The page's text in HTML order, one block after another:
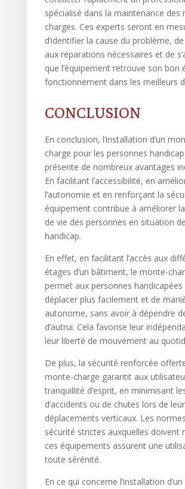
spécialisé dans la maintenance des
charges. Ces experts seront en
d’identifier la cause du problème,
aux réparations nécessaires et de
que l’équipement retrouve son bon
fonctionnement dans les meilleurs
CONCLUSION
En conclusion, l’installation d’un
charge pour les personnes
présente de nombreux avantages
En facilitant l’accessibilité, en
l’autonomie et en renforçant la
équipement contribue à améliorer
de vie des personnes en situation de
handicap.
En effet, en facilitant l’accès aux
étages d’un bâtiment, le monte-
permet aux personnes handicapées
déplacer plus facilement et de
autonome, sans avoir à dépendre
d’autrui. Cela favorise leur
leur liberté de mouvement au
De plus, la sécurité renforcée
monte-charge garantit aux
tranquillité d’esprit, en minimisant
d’accidents ou de chutes lors de
déplacements verticaux. Les
sécurité strictes auxquelles doivent
ces équipements assurent une
toute sérénité.
En ce qui concerne l’installation